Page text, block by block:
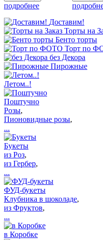
подробнее
Доставим!
Торты на
Бенто торты
Торт по
без Декора
Пирожные
Летом..!
Поштучно
Розы,
Пионовидные розы,
...
Букеты
из Роз,
из Гербер,
...
ФУД-букеты
Клубника в шоколаде,
из Фруктов,
...
в Коробке